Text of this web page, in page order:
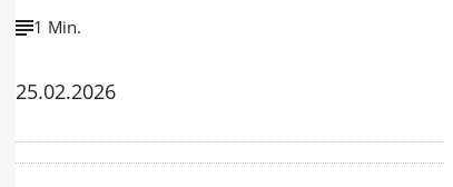
1 Min.
25.02.2026